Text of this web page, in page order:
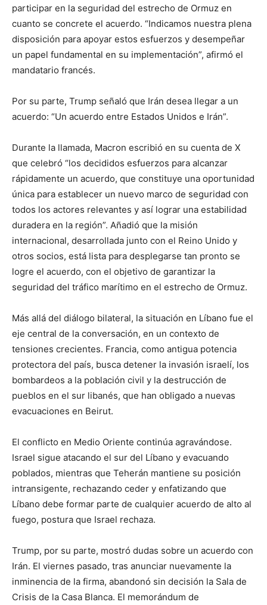
participar en la seguridad del estrecho de Ormuz en
cuanto se concrete el acuerdo. “Indicamos nuestra plena
disposición para apoyar estos esfuerzos y desempeñar
un papel fundamental en su implementación”, afirmó el
mandatario francés.
Por su parte, Trump señaló que Irán desea llegar a un
acuerdo: “Un acuerdo entre Estados Unidos e Irán”.
Durante la llamada, Macron escribió en su cuenta de X
que celebró “los decididos esfuerzos para alcanzar
rápidamente un acuerdo, que constituye una oportunidad
única para establecer un nuevo marco de seguridad con
todos los actores relevantes y así lograr una estabilidad
duradera en la región”. Añadió que la misión
internacional, desarrollada junto con el Reino Unido y
otros socios, está lista para desplegarse tan pronto se
logre el acuerdo, con el objetivo de garantizar la
seguridad del tráfico marítimo en el estrecho de Ormuz.
Más allá del diálogo bilateral, la situación en Líbano fue el
eje central de la conversación, en un contexto de
tensiones crecientes. Francia, como antigua potencia
protectora del país, busca detener la invasión israelí, los
bombardeos a la población civil y la destrucción de
pueblos en el sur libanés, que han obligado a nuevas
evacuaciones en Beirut.
El conflicto en Medio Oriente continúa agravándose.
Israel sigue atacando el sur del Líbano y evacuando
poblados, mientras que Teherán mantiene su posición
intransigente, rechazando ceder y enfatizando que
Líbano debe formar parte de cualquier acuerdo de alto al
fuego, postura que Israel rechaza.
Trump, por su parte, mostró dudas sobre un acuerdo con
Irán. El viernes pasado, tras anunciar nuevamente la
inminencia de la firma, abandonó sin decisión la Sala de
Crisis de la Casa Blanca. El memorándum de